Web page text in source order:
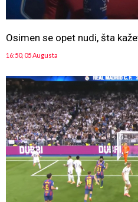
Osimen se opet nudi, šta
16:50, 05 Augusta